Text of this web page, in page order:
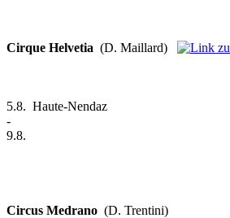
Cirque Helvetia (D. Maillard)
5.8.
-
9.8.
Haute-Nendaz
Circus Medrano (D. Trentini)